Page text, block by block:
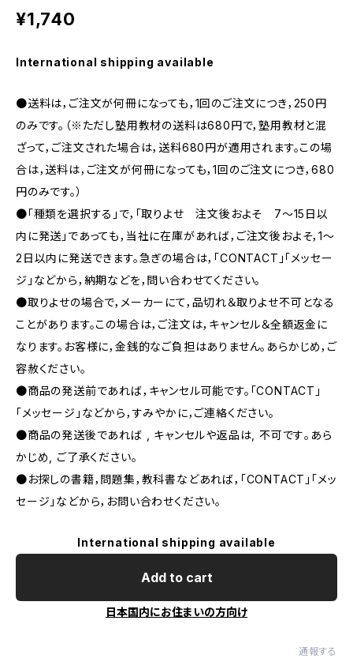
¥1,740
International shipping available
●送料は，ご注文が何冊になっても，1回のご注文につき，250円
のみです。（※ただし塾用教材の送料は680円で，塾用教材と混
ざって，ご注文された場合は，送料680円が適用されます。この場
合は，送料は，ご注文が何冊になっても，1回のご注文につき，680
円のみです。）
●「種類を選択する」で，「取りよせ 注文後およそ 7〜15日以
内に発送」であっても，当社に在庫があれば，ご注文後およそ，1〜
2日以内に発送できます。急ぎの場合は，「CONTACT」「メッセー
ジ」などから，納期などを，問い合わせてください。
●取りよせの場合で，メーカーにて，品切れ＆取りよせ不可となる
ことがあります。この場合は，ご注文は，キャンセル＆全額返金に
なります。お客様に，金銭的なご負担はありません。あらかじめ，ご
容赦ください。
●商品の発送前であれば，キャンセル可能です。「CONTACT」
「メッセージ」などから，すみやかに，ご連絡ください。
●商品の発送後であれば , キャンセルや返品は, 不可です｡あら
かじめ, ご了承ください｡
●お探しの書籍，問題集，教科書などあれば，「CONTACT」「メッ
セージ」などから，お問い合わせください。
International shipping available
Add to cart
日本国内にお住まいの方向け
通報する